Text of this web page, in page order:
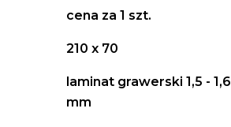
cena za 1 szt.
210 x 70
laminat grawerski 1,5 - 1,6
mm